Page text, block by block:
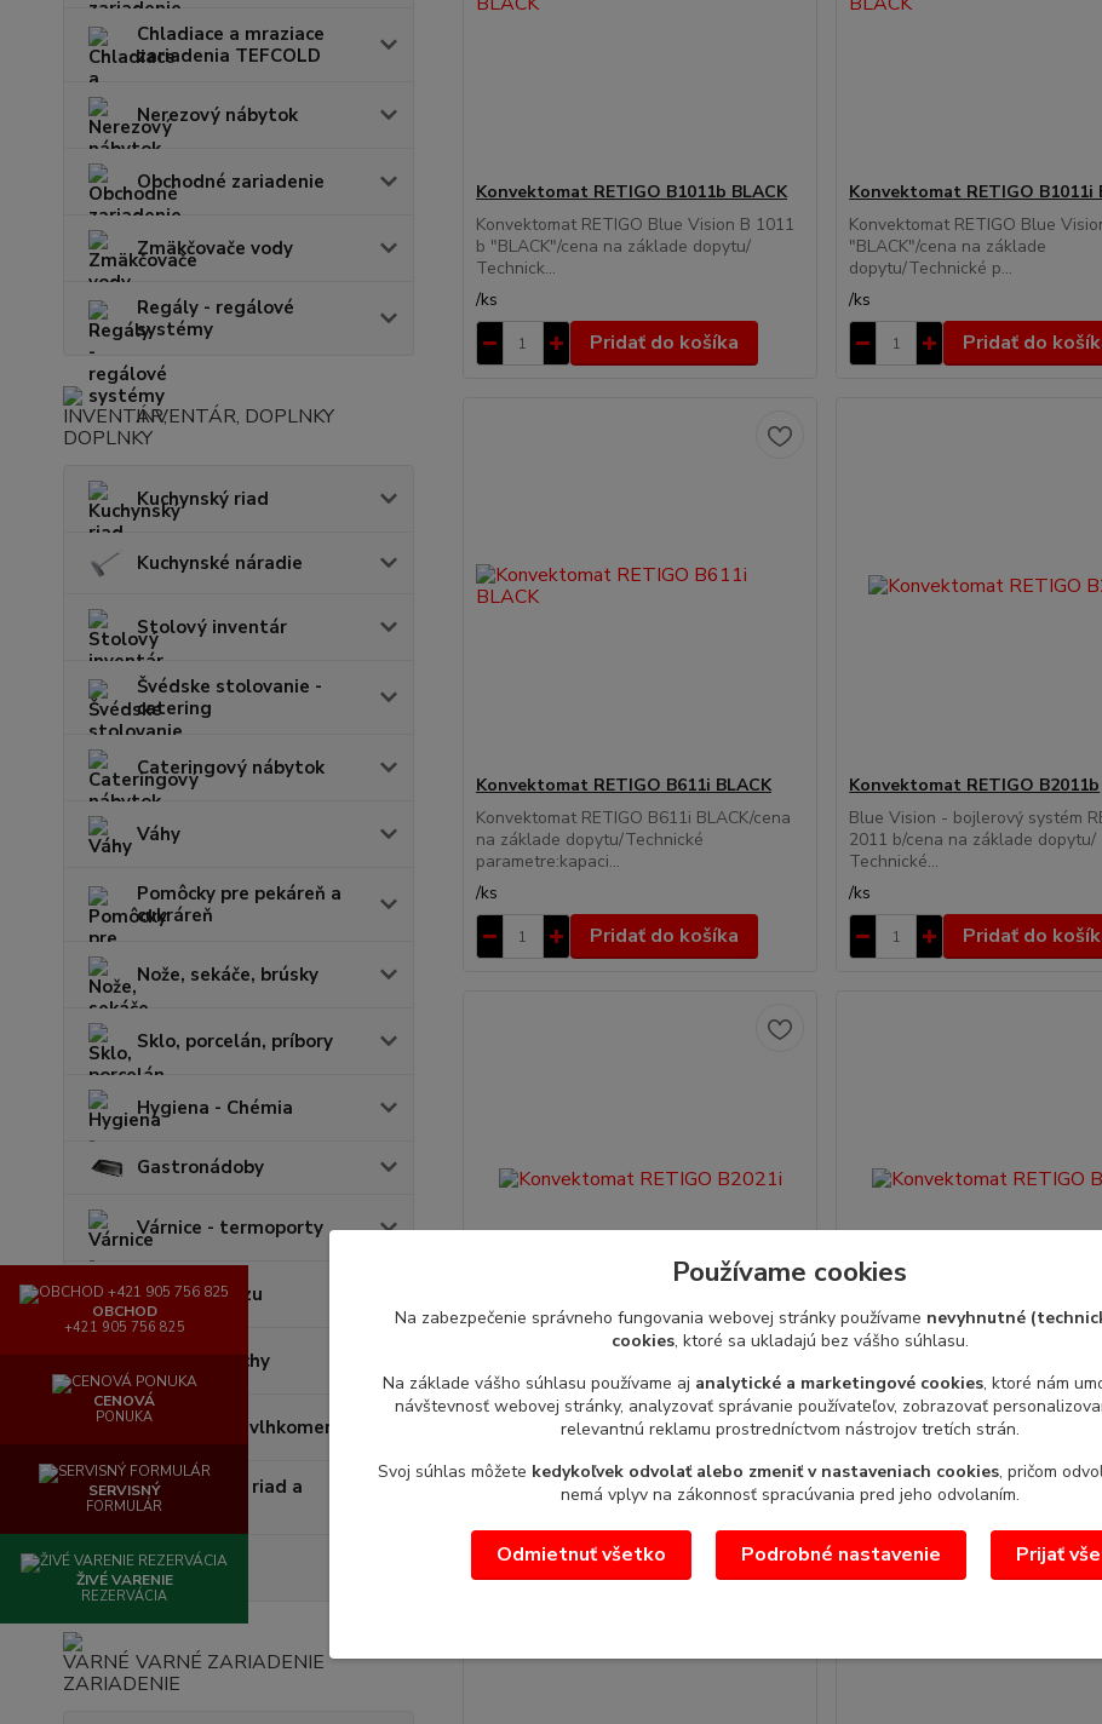
Chladiace a mraziace
zariadenia TEFCOLD
Nerezový nábytok
Obchodné zariadenie
Zmäkčovače vody
Regály - regálové
systémy
INVENTÁR, DOPLNKY
Kuchynský riad
Kuchynské náradie
Stolový inventár
Švédske stolovanie -
catering
Cateringový nábytok
Váhy
Pomôcky pre pekáreň a
cukráreň
Nože, sekáče, brúsky
Sklo, porcelán, príbory
Hygiena - Chémia
Gastronádoby
Várnice - termoporty
Lapače hmyzu
Batérie, sprchy
Teplomery - vlhkomery
Jednorázový riad a
doplnky
Sage
VARNÉ ZARIADENIE
Konvektomat RETIGO B1011b BLACK
Konvektomat RETIGO Blue Vision B 1011
b "BLACK"/cena na základe dopytu/
Technick...
/ks
Pridať do košíka
Konvektomat RETIGO B1011i
Konvektomat RETIGO Blue
"BLACK"/cena na základe
dopytu/Technické p...
/ks
Pridať do
Konvektomat RETIGO B611i BLACK
Konvektomat RETIGO B611i BLACK/cena
na základe dopytu/Technické
parametre:kapaci...
/ks
Pridať do košíka
Konvektomat RETIGO B2011b
Blue Vision - bojlerový systém
2011 b/cena na základe dopytu/
Technické...
/ks
Pridať do
Konvektomat RETIGO B2021i
Blue Vision - nástrekový systém RETIGO
B 2021 i/cena na základe
Pridať do košíka
Konvektomat RETIGO B2011i
Blue Vision - nástrekový
B 2011 i/cena na základe
/ ks
Pridať do
OBCHOD
+421 905 756 825
CENOVÁ
PONUKA
SERVISNÝ
FORMULÁR
ŽIVÉ VARENIE
REZERVÁCIA
Používame cookies
Na zabezpečenie správneho fungovania webovej stránky používame nevyhnutné
cookies, ktoré sa ukladajú bez vášho súhlasu.
Na základe vášho súhlasu používame aj analytické a marketingové cookies, ktoré nám
návštevnosť webovej stránky, analyzovať správanie používateľov, zobrazovať
relevantnú reklamu prostredníctvom nástrojov tretích strán.
Svoj súhlas môžete kedykoľvek odvolať alebo zmeniť v nastaveniach cookies, pričom
nemá vplyv na zákonnosť spracúvania pred jeho odvolaním.
Odmietnuť všetko Podrobné nastavenie Prijať